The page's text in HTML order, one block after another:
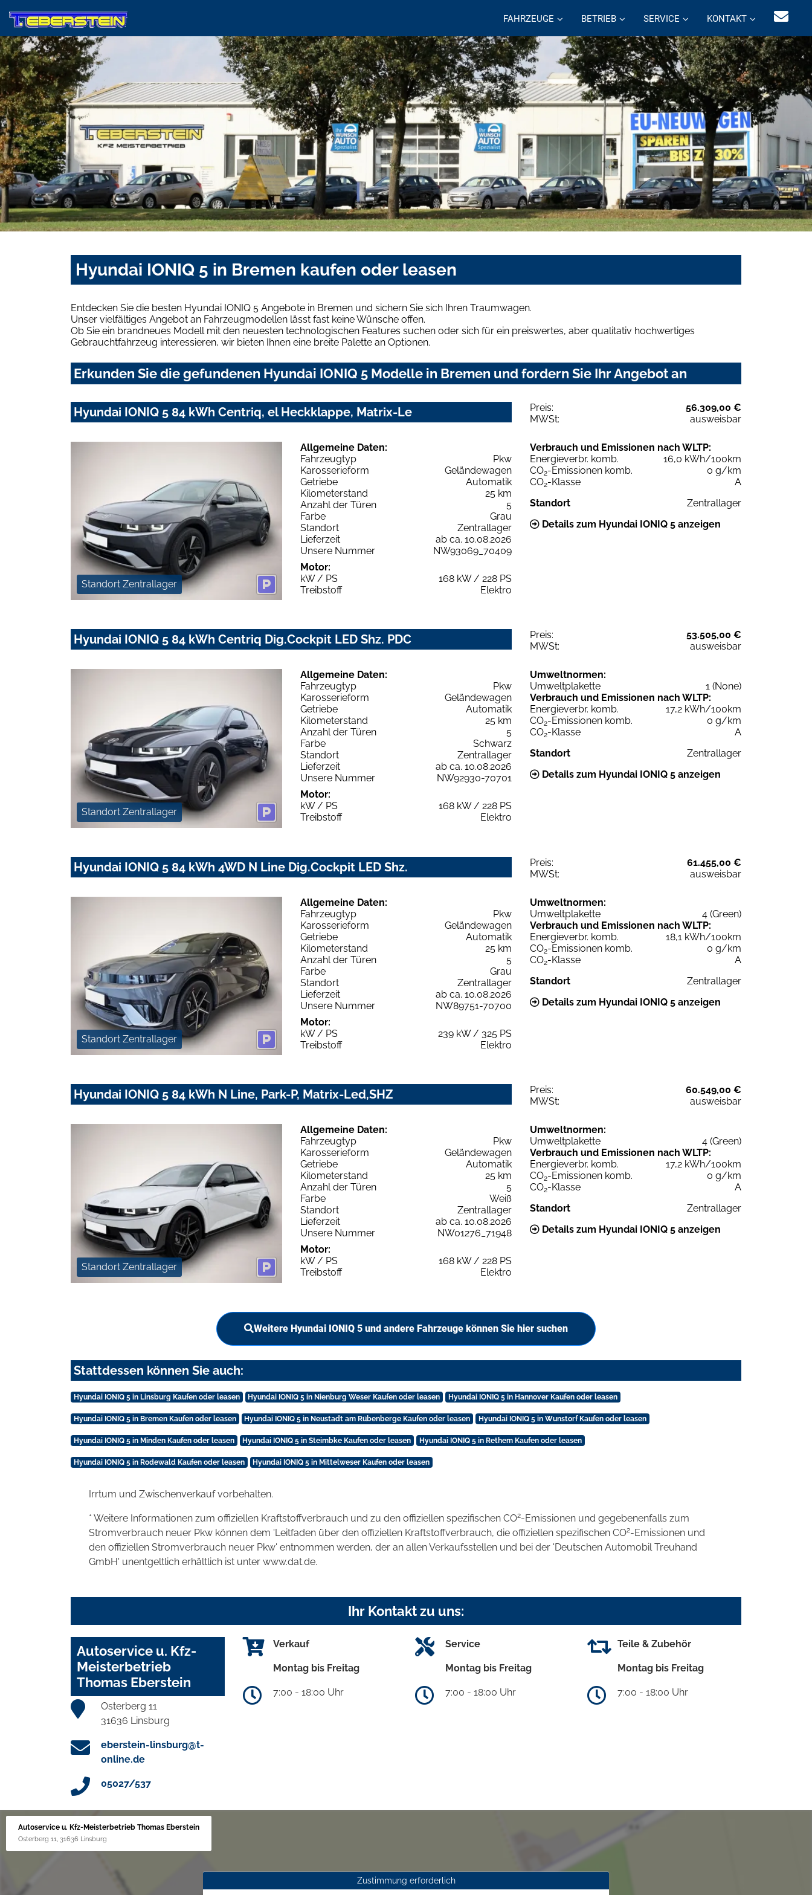
FAHRZEUGE BETRIEB SERVICE KONTAKT
Hyundai IONIQ 5 in Bremen kaufen oder leasen
Entdecken Sie die besten Hyundai IONIQ 5 Angebote in Bremen und sichern Sie sich Ihren Traumwagen.
Unser vielfältiges Angebot an Fahrzeugmodellen lässt fast keine Wünsche offen.
Ob Sie ein brandneues Modell mit den neuesten technologischen Features suchen oder sich für ein preiswertes, aber qualitativ hochwertiges
Gebrauchtfahrzeug interessieren, wir bieten Ihnen eine breite Palette an Optionen.
Erkunden Sie die gefundenen Hyundai IONIQ 5 Modelle in Bremen und fordern Sie Ihr Angebot an
Hyundai IONIQ 5 84 kWh Centriq, el Heckklappe, Matrix-Le Preis:
56.309,00 €
MWSt:
ausweisbar
Standort Zentrallager
Allgemeine Daten:
Fahrzeugtyp
Pkw
Karosserieform
Geländewagen
Getriebe
Automatik
Kilometerstand
25 km
Anzahl der Türen
5
Farbe
Grau
Standort
Zentrallager
Lieferzeit
ab ca. 10.08.2026
Unsere Nummer
NW93069_70409
Motor:
kW / PS
168 kW / 228 PS
Treibstoff
Elektro
Verbrauch und Emissionen nach WLTP:
Energieverbr. komb.
16,0 kWh/100km
CO2-Emissionen komb.
0 g/km
CO2-Klasse
A
Standort
Zentrallager
Details zum Hyundai IONIQ 5 anzeigen
Hyundai IONIQ 5 84 kWh Centriq Dig.Cockpit LED Shz. PDC Preis:
53.505,00 €
MWSt:
ausweisbar
Standort Zentrallager
Allgemeine Daten:
Fahrzeugtyp
Pkw
Karosserieform
Geländewagen
Getriebe
Automatik
Kilometerstand
25 km
Anzahl der Türen
5
Farbe
Schwarz
Standort
Zentrallager
Lieferzeit
ab ca. 10.08.2026
Unsere Nummer
NW92930-70701
Motor:
kW / PS
168 kW / 228 PS
Treibstoff
Elektro
Umweltnormen:
Umweltplakette
1 (None)
Verbrauch und Emissionen nach WLTP:
Energieverbr. komb.
17,2 kWh/100km
CO2-Emissionen komb.
0 g/km
CO2-Klasse
A
Standort
Zentrallager
Details zum Hyundai IONIQ 5 anzeigen
Hyundai IONIQ 5 84 kWh 4WD N Line Dig.Cockpit LED Shz. Preis:
61.455,00 €
MWSt:
ausweisbar
Standort Zentrallager
Allgemeine Daten:
Fahrzeugtyp
Pkw
Karosserieform
Geländewagen
Getriebe
Automatik
Kilometerstand
25 km
Anzahl der Türen
5
Farbe
Grau
Standort
Zentrallager
Lieferzeit
ab ca. 10.08.2026
Unsere Nummer
NW89751-70700
Motor:
kW / PS
239 kW / 325 PS
Treibstoff
Elektro
Umweltnormen:
Umweltplakette
4 (Green)
Verbrauch und Emissionen nach WLTP:
Energieverbr. komb.
18,1 kWh/100km
CO2-Emissionen komb.
0 g/km
CO2-Klasse
A
Standort
Zentrallager
Details zum Hyundai IONIQ 5 anzeigen
Hyundai IONIQ 5 84 kWh N Line, Park-P, Matrix-Led,SHZ Preis:
60.549,00 €
MWSt:
ausweisbar
Standort Zentrallager
Allgemeine Daten:
Fahrzeugtyp
Pkw
Karosserieform
Geländewagen
Getriebe
Automatik
Kilometerstand
25 km
Anzahl der Türen
5
Farbe
Weiß
Standort
Zentrallager
Lieferzeit
ab ca. 10.08.2026
Unsere Nummer
NW01276_71948
Motor:
kW / PS
168 kW / 228 PS
Treibstoff
Elektro
Umweltnormen:
Umweltplakette
4 (Green)
Verbrauch und Emissionen nach WLTP:
Energieverbr. komb.
17,2 kWh/100km
CO2-Emissionen komb.
0 g/km
CO2-Klasse
A
Standort
Zentrallager
Details zum Hyundai IONIQ 5 anzeigen
Weitere Hyundai IONIQ 5 und andere Fahrzeuge können Sie hier suchen
Stattdessen können Sie auch:
Hyundai IONIQ 5 in Linsburg Kaufen oder leasen Hyundai IONIQ 5 in Nienburg Weser Kaufen oder leasen Hyundai IONIQ 5 in Hannover Kaufen oder leasen
Hyundai IONIQ 5 in Bremen Kaufen oder leasen Hyundai IONIQ 5 in Neustadt am Rübenberge Kaufen oder leasen Hyundai IONIQ 5 in Wunstorf Kaufen oder leasen
Hyundai IONIQ 5 in Minden Kaufen oder leasen Hyundai IONIQ 5 in Steimbke Kaufen oder leasen Hyundai IONIQ 5 in Rethem Kaufen oder leasen
Hyundai IONIQ 5 in Rodewald Kaufen oder leasen Hyundai IONIQ 5 in Mittelweser Kaufen oder leasen
Irrtum und Zwischenverkauf vorbehalten.
* Weitere Informationen zum offiziellen Kraftstoffverbrauch und zu den offiziellen spezifischen CO2-Emissionen und gegebenenfalls zum
Stromverbrauch neuer Pkw können dem 'Leitfaden über den offiziellen Kraftstoffverbrauch, die offiziellen spezifischen CO2-Emissionen und
den offiziellen Stromverbrauch neuer Pkw' entnommen werden, der an allen Verkaufsstellen und bei der 'Deutschen Automobil Treuhand
GmbH' unentgeltlich erhältlich ist unter www.dat.de.
Ihr Kontakt zu uns:
Autoservice u. Kfz-
Meisterbetrieb
Thomas Eberstein
Osterberg 11
31636 Linsburg
eberstein-linsburg@t-
online.de
05027/537
Verkauf
Montag bis Freitag
7:00 - 18:00 Uhr
Service
Montag bis Freitag
7:00 - 18:00 Uhr
Teile & Zubehör
Montag bis Freitag
7:00 - 18:00 Uhr
Autoservice u. Kfz-Meisterbetrieb Thomas Eberstein
Osterberg 11, 31636 Linsburg
Zustimmung erforderlich